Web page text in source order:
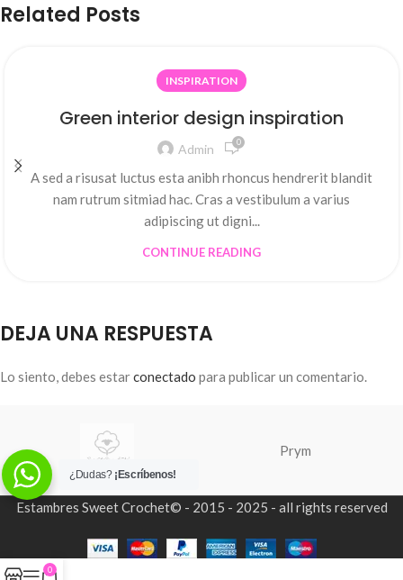
Related Posts
INSPIRATION
Green interior design inspiration
Admin 0
A sed a risusat luctus esta anibh rhoncus hendrerit blandit
nam rutrum sitmiad hac. Cras a vestibulum a varius
adipiscing ut digni...
CONTINUE READING
DEJA UNA RESPUESTA
Lo siento, debes estarconectado para publicar un comentario.
Prym
Estambres Sweet Crochet© - 2015 - 2025 - all rights reserved
¿Dudas? ¡Escríbenos!
0